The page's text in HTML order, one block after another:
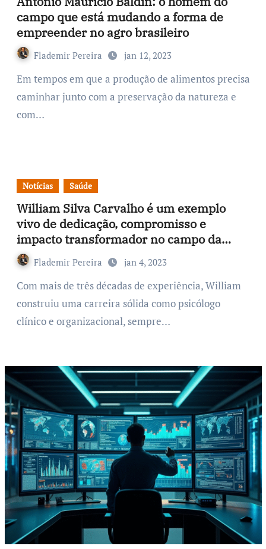
campo que está mudando a forma de
empreender no agro brasileiro
Flademir Pereira jan 12, 2023
Em tempos em que a produção de alimentos precisa
caminhar junto com a preservação da natureza e
com…
Notícias Saúde
William Silva Carvalho é um exemplo
vivo de dedicação, compromisso e
impacto transformador no campo da
psicologia
Flademir Pereira jan 4, 2023
Com mais de três décadas de experiência, William
construiu uma carreira sólida como psicólogo
clínico e organizacional, sempre…